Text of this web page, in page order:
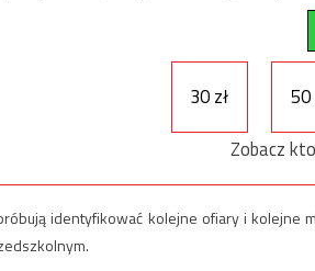
30 zł 50
Zobacz
identyfikować kolejne ofiary i kolejne